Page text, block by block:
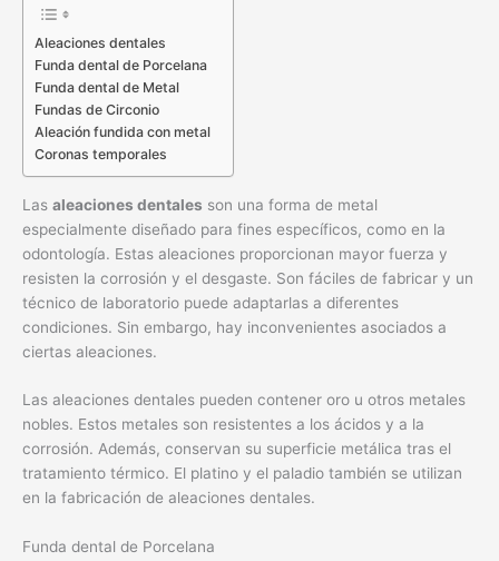
Aleaciones dentales
Funda dental de Porcelana
Funda dental de Metal
Fundas de Circonio
Aleación fundida con metal
Coronas temporales
Las aleaciones dentales son una forma de metal
especialmente diseñado para fines específicos, como en la
odontología. Estas aleaciones proporcionan mayor fuerza y
resisten la corrosión y el desgaste. Son fáciles de fabricar y un
técnico de laboratorio puede adaptarlas a diferentes
condiciones. Sin embargo, hay inconvenientes asociados a
ciertas aleaciones.
Las aleaciones dentales pueden contener oro u otros metales
nobles. Estos metales son resistentes a los ácidos y a la
corrosión. Además, conservan su superficie metálica tras el
tratamiento térmico. El platino y el paladio también se utilizan
en la fabricación de aleaciones dentales.
Funda dental de Porcelana